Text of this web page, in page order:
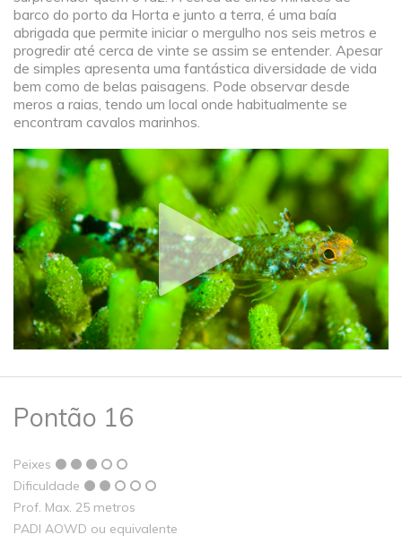
barco do porto da Horta e junto a terra, é uma baía
abrigada que permite iniciar o mergulho nos seis metros e
progredir até cerca de vinte se assim se entender. Apesar
de simples apresenta uma fantástica diversidade de vida
bem como de belas paisagens. Pode observar desde
meros a raias, tendo um local onde habitualmente se
encontram cavalos marinhos.
Pontão 16
Peixes
Dificuldade
Prof. Max. 25 metros
PADI AOWD ou equivalente